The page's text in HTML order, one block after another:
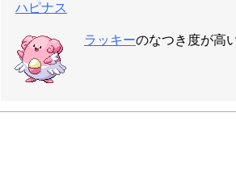
ハピナス
ラッキーのなつき度が高